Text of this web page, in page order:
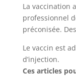
La vaccination
professionnel
préconisée.
Le vaccin est
d’injection.
Ces articles